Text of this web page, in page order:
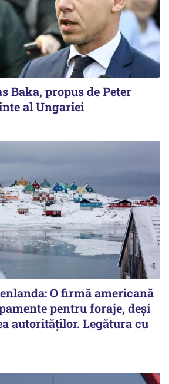
Baka, propus de Peter
al Ungariei
O firmă americană
pentru foraje, deși
autorităților. Legătura cu